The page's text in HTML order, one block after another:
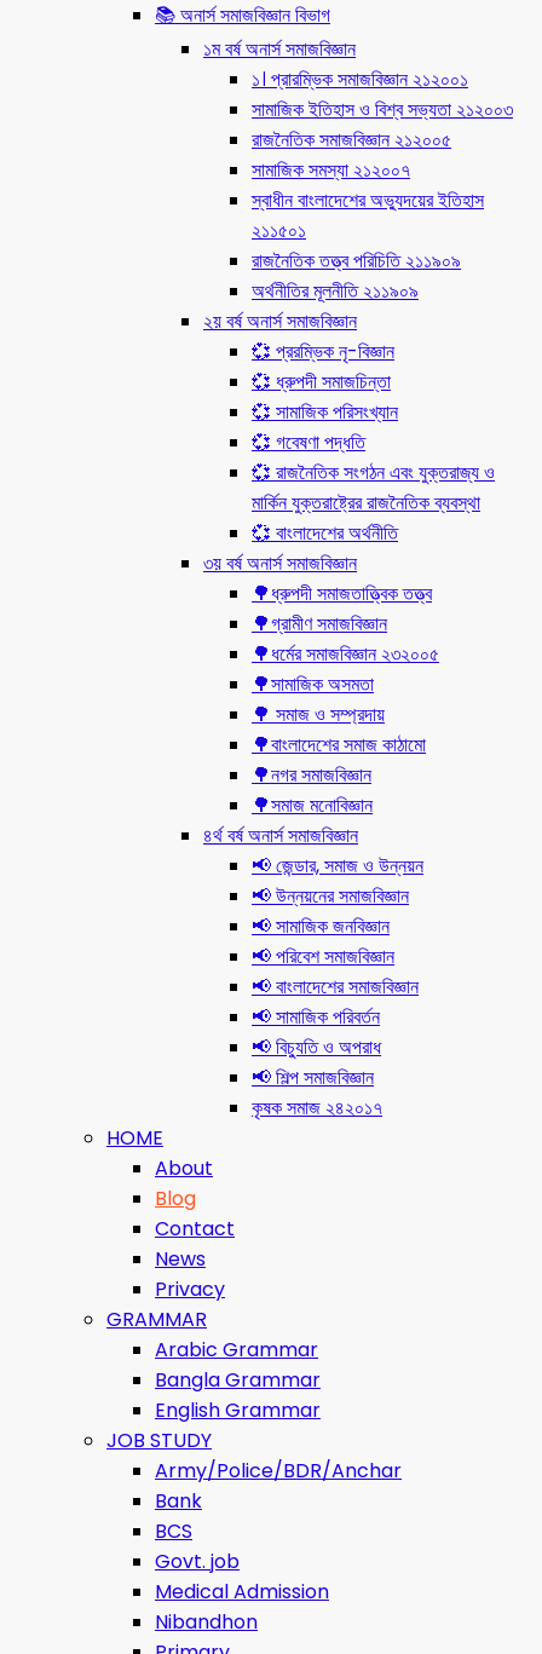
📚 অনার্স সমাজবিজ্ঞান বিভাগ
১ম বর্ষ অনার্স সমাজবিজ্ঞান
১। প্রারম্ভিক সমাজবিজ্ঞান ২১২০০১
সামাজিক ইতিহাস ও বিশ্ব সভ্যতা ২১২০০৩
রাজনৈতিক সমাজবিজ্ঞান ২১২০০৫
সামাজিক সমস্যা ২১২০০৭
স্বাধীন বাংলাদেশের অভ্যুদয়ের ইতিহাস
২১১৫০১
রাজনৈতিক তত্ত্ব পরিচিতি ২১১৯০৯
অর্থনীতির মূলনীতি ২১১৯০৯
২য় বর্ষ অনার্স সমাজবিজ্ঞান
💞 প্ররম্ভিক নৃ-বিজ্ঞান
💞 ধ্রুপদী সমাজচিন্তা
💞 সামাজিক পরিসংখ্যান
💞 গবেষণা পদ্ধতি
💞 রাজনৈতিক সংগঠন এবং যুক্তরাজ্য ও
মার্কিন যুক্তরাষ্ট্রের রাজনৈতিক ব্যবস্থা
💞 বাংলাদেশের অর্থনীতি
৩য় বর্ষ অনার্স সমাজবিজ্ঞান
🌳ধ্রুপদী সমাজতাত্ত্বিক তত্ত্ব
🌳গ্রামীণ সমাজবিজ্ঞান
🌳ধর্মের সমাজবিজ্ঞান ২৩২০০৫
🌳সামাজিক অসমতা
🌳 সমাজ ও সম্প্রদায়
🌳বাংলাদেশের সমাজ কাঠামো
🌳নগর সমাজবিজ্ঞান
🌳সমাজ মনোবিজ্ঞান
৪র্থ বর্ষ অনার্স সমাজবিজ্ঞান
📢 জেন্ডার, সমাজ ও উন্নয়ন
📢 উন্নয়নের সমাজবিজ্ঞান
📢 সামাজিক জনবিজ্ঞান
📢 পরিবেশ সমাজবিজ্ঞান
📢 বাংলাদেশের সমাজবিজ্ঞান
📢 সামাজিক পরিবর্তন
📢 বিচ্যুতি ও অপরাধ
📢 শিল্প সমাজবিজ্ঞান
কৃষক সমাজ ২৪২০১৭
HOME
About
Blog
Contact
News
Privacy
GRAMMAR
Arabic Grammar
Bangla Grammar
English Grammar
JOB STUDY
Army/Police/BDR/Anchar
Bank
BCS
Govt. job
Medical Admission
Nibandhon